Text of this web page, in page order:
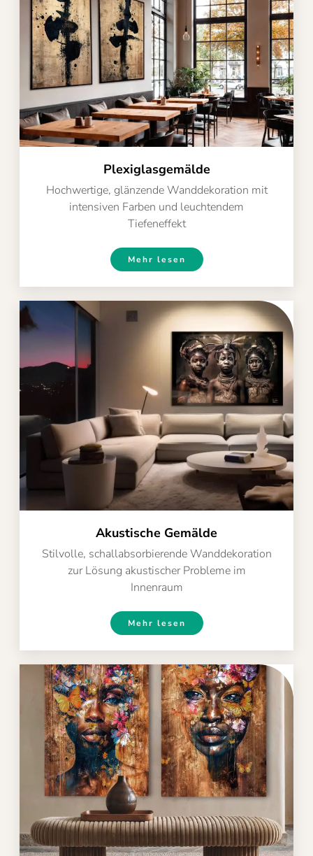
Plexiglasgemälde
Hochwertige, glänzende Wanddekoration mit
intensiven Farben und leuchtendem
Tiefeneffekt
Mehr lesen
Akustische Gemälde
Stilvolle, schallabsorbierende Wanddekoration
zur Lösung akustischer Probleme im
Innenraum
Mehr lesen